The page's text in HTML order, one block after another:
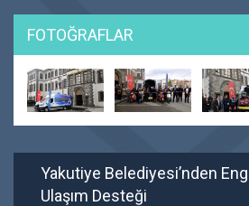
FOTOĞRAFLAR
Yakutiye Belediyesi’nden
Ulaşım Desteği